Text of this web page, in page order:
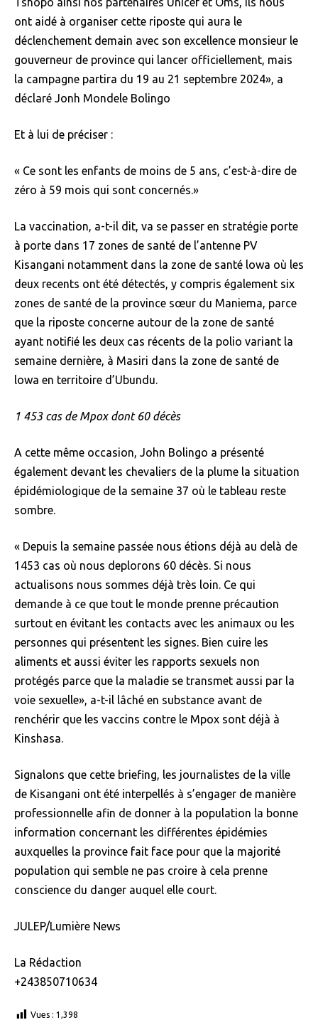
ont aidé à organiser cette riposte qui aura le
déclenchement demain avec son excellence monsieur le
gouverneur de province qui lancer officiellement, mais
la campagne partira du 19 au 21 septembre 2024», a
déclaré Jonh Mondele Bolingo
Et à lui de préciser :
« Ce sont les enfants de moins de 5 ans, c’est-à-dire de
zéro à 59 mois qui sont concernés.»
La vaccination, a-t-il dit, va se passer en stratégie porte
à porte dans 17 zones de santé de l’antenne PV
Kisangani notamment dans la zone de santé lowa où les
deux recents ont été détectés, y compris également six
zones de santé de la province sœur du Maniema, parce
que la riposte concerne autour de la zone de santé
ayant notifié les deux cas récents de la polio variant la
semaine dernière, à Masiri dans la zone de santé de
lowa en territoire d’Ubundu.
1 453 cas de Mpox dont 60 décès
A cette même occasion, John Bolingo a présenté
également devant les chevaliers de la plume la situation
épidémiologique de la semaine 37 où le tableau reste
sombre.
« Depuis la semaine passée nous étions déjà au delà de
1453 cas où nous deplorons 60 décès. Si nous
actualisons nous sommes déjà très loin. Ce qui
demande à ce que tout le monde prenne précaution
surtout en évitant les contacts avec les animaux ou les
personnes qui présentent les signes. Bien cuire les
aliments et aussi éviter les rapports sexuels non
protégés parce que la maladie se transmet aussi par la
voie sexuelle», a-t-il lâché en substance avant de
renchérir que les vaccins contre le Mpox sont déjà à
Kinshasa.
Signalons que cette briefing, les journalistes de la ville
de Kisangani ont été interpellés à s’engager de manière
professionnelle afin de donner à la population la bonne
information concernant les différentes épidémies
auxquelles la province fait face pour que la majorité
population qui semble ne pas croire à cela prenne
conscience du danger auquel elle court.
JULEP/Lumière News
La Rédaction
+243850710634
Vues : 1,398